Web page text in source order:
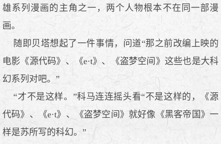
雄系列漫画的主角之一，两个人物根本不在同一部漫
画。
随即贝塔想起了一件事情，问道“那之前改编上映的
电影《源代码》、《e·t》、《盗梦空间》这些也是大科
幻系列对吧。”
“才不是这样。”科马连连摇头看“不是这样的，《源
代码》、《e·t》、《盗梦空间》就好像《黑客帝国》一
样是苏所写的科幻。”